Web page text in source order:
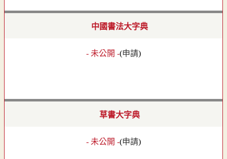
中國書法大字典
- 未公開 -(申請)
草書大字典
- 未公開 -(申請)